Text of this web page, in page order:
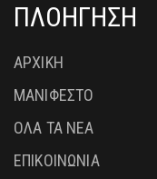
ΠΛΟΗΓΗΣΗ
ΑΡΧΙΚΗ
ΜΑΝΙΦΕΣΤΟ
ΟΛΑ ΤΑ ΝΕΑ
ΕΠΙΚΟΙΝΩΝΙΑ